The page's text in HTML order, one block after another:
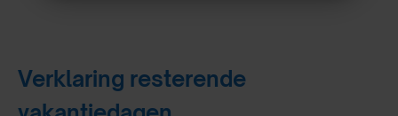
Verklaring resterende